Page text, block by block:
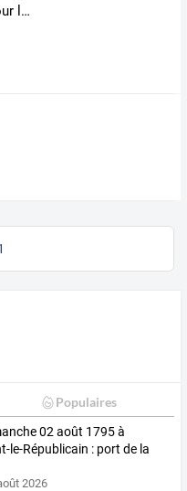
Pôline cuisine pour les nuls
Populaires
02 août 1795 à
le-Républicain : port de la
2026